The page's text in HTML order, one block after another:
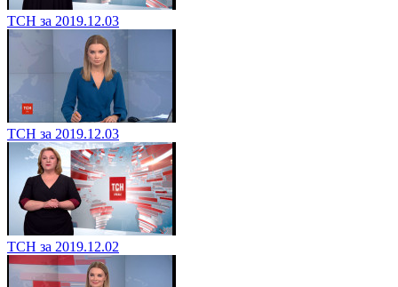
ТСН за 2019.12.03
ТСН за 2019.12.03
ТСН за 2019.12.02